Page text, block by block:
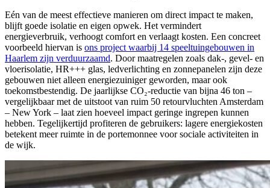
Eén van de meest effectieve manieren om direct impact te maken,
blijft goede isolatie en eigen opwek. Het vermindert
energieverbruik, verhoogt comfort en verlaagt kosten. Een concreet
voorbeeld hiervan is ons project waarbij 14 speeltuingebouwen in
Haarlem zijn verduurzaamd. Door maatregelen zoals dak-, gevel- en
vloerisolatie, HR+++ glas, ledverlichting en zonnepanelen zijn deze
gebouwen niet alleen energiezuiniger geworden, maar ook
toekomstbestendig. De jaarlijkse CO₂-reductie van bijna 46 ton –
vergelijkbaar met de uitstoot van ruim 50 retourvluchten Amsterdam
– New York – laat zien hoeveel impact geringe ingrepen kunnen
hebben. Tegelijkertijd profiteren de gebruikers: lagere energiekosten
betekent meer ruimte in de portemonnee voor sociale activiteiten in
de wijk.